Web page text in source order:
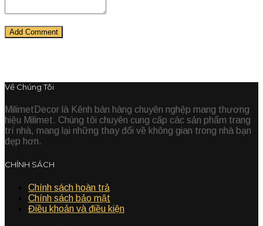
Về Chúng Tôi
MilimetDecor là Kênh bán hàng chuyên nghệp mang thương
hiệu Milimet. Chúng tôi chuyên cung cấp các sản phẩm trang
trí nhà, mang lại những thay đổi về không gian trong nhà bạn
đẹp hơn.
CHÍNH SÁCH
Chính sách hoàn trả
Chính sách bảo mật
Điều khoản và điều kiện